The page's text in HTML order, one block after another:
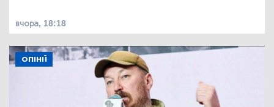
вчора, 18:18
ОПІНІЇ